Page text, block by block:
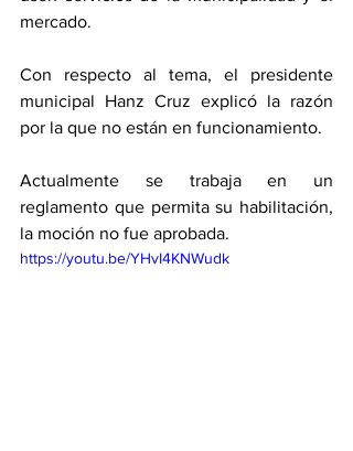
mercado.
Con respecto al tema, el presidente
municipal Hanz Cruz explicó la razón
por la que no están en funcionamiento.
Actualmente se trabaja en un
reglamento que permita su habilitación,
la moción no fue aprobada.
https://youtu.be/YHvI4KNWudk